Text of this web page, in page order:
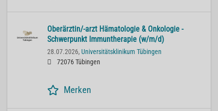
Oberärztin/-arzt Hämatologie & Onkologie -
Schwerpunkt Immuntherapie (w/m/d)
28.07.2026, Universitätsklinikum Tübingen
72076 Tübingen
Merken